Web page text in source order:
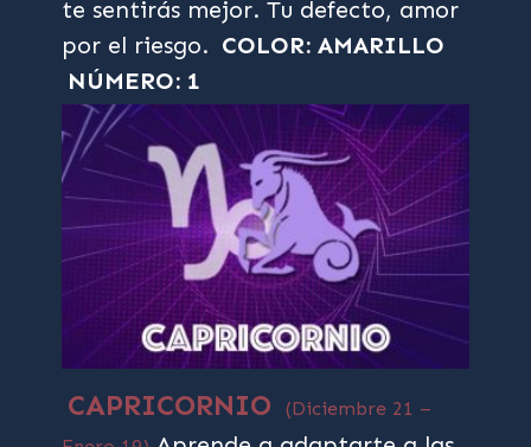
te sentirás mejor. Tu defecto, amor
por el riesgo. COLOR: AMARILLO
NÚMERO: 1
CAPRICORNIO
(Diciembre 21 –